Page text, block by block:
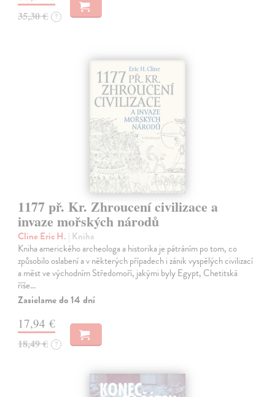
35,30 € ?
1177 př. Kr. Zhroucení civilizace a
invaze mořských národů
Cline Eric H. | Kniha
Kniha amerického archeologa a historika je pátráním po tom, co
způsobilo oslabení a v některých případech i zánik vyspělých civilizací
a měst ve východním Středomoří, jakými byly Egypt, Chetitská
říše…
Zasielame do 14 dní
17,94 €
18,49 € ?